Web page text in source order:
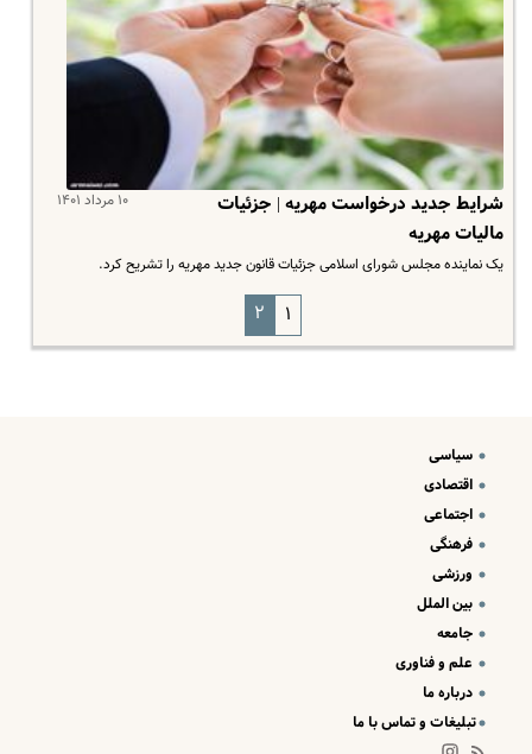
۱۰ مرداد ۱۴۰۱
شرایط جدید درخواست مهریه | جزئیات
مالیات مهریه
یک نماینده مجلس شورای اسلامی جزئیات قانون جدید مهریه را تشریح کرد.
۱ ۲
سیاسی
اقتصادی
اجتماعی
فرهنگی
ورزشی
بین الملل
جامعه
علم و فناوری
درباره ما
تبلیغات و تماس با ما